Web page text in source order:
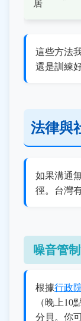
居
這些方法
還是訓練好
法律與
如果溝通
徑。台灣
噪音管
根據行政
（晚上
分貝。你